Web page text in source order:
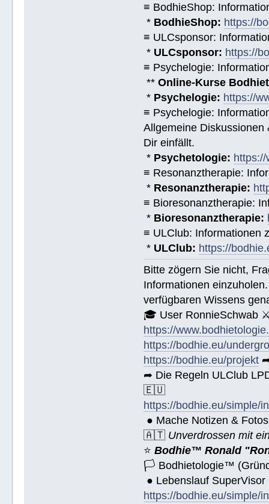
≡ BodhieShop:
* BodhieShop: https://
≡ ULCsponsor:
* ULCsponsor: https://
≡ Psychelogie:
**Online-Kurse
* Psychelogie: https://
≡ Psychelogie:
Allgemeine
Dir einfällt.
* Psychetologie: https://
≡ Resonanztherapie:
* Resonanztherapie:
≡ Bioresonanztherapie:
* Bioresonanztherapie:
≡ ULClub: Informationen
* ULClub: https://
Bitte zögern Sie nicht,
Informationen
verfügbaren Wissens
🎓 User RonnieSchwab
https://
https://bodhie.eu/
https://bodhie.eu/projekt
➦ Die Regeln ULClub
🇪🇺
https://bodhie.eu/simple/
● Mache Notizen &
🇦🇹 Unverdrossen mit
⭐️Bodhie™ Ronald
🏳 Bodhietologie™
● Lebenslauf
https://bodhie.eu/simple/